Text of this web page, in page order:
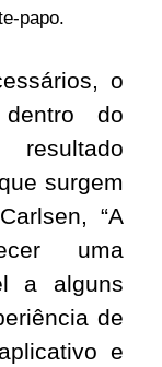
papo.
o
do
surgem
“A
uma
a alguns
de
e